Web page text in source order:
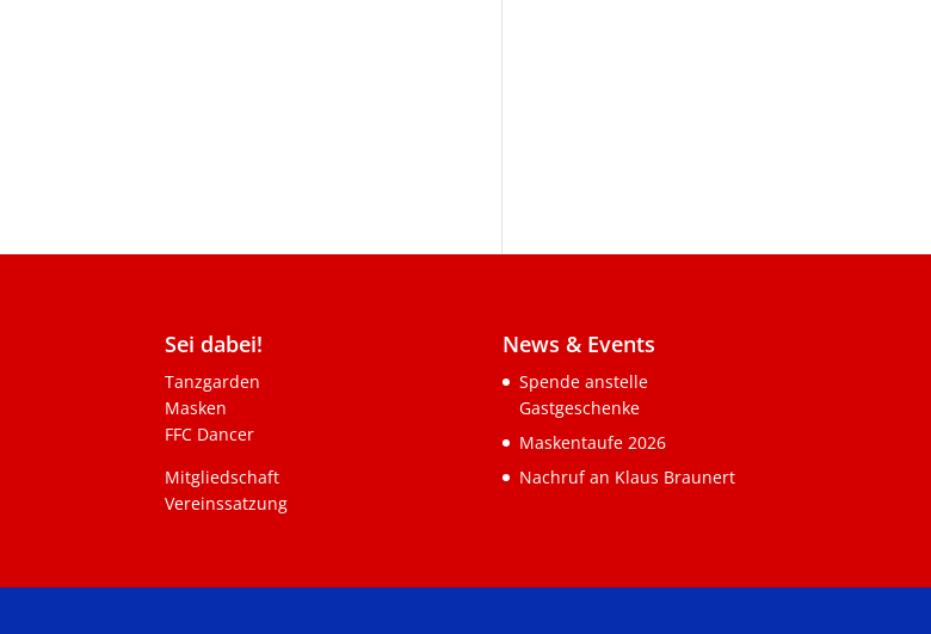
Sei dabei!
Tanzgarden
Masken
FFC Dancer
Mitgliedschaft
Vereinssatzung
News & Events
Spende anstelle
Gastgeschenke
Maskentaufe 2026
Nachruf an Klaus Braunert